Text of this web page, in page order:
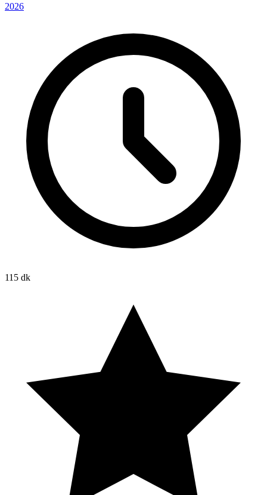
2026
115 dk